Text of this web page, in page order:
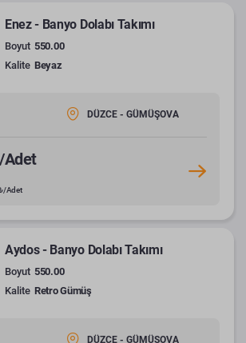
Enez - Banyo Dolabı Takımı
Boyut 550.00
Kalite Beyaz
DÜZCE - GÜMÜŞOVA
Adet
Adet
Aydos - Banyo Dolabı Takımı
Boyut 550.00
Kalite Retro Gümüş
DÜZCE - GÜMÜŞOVA